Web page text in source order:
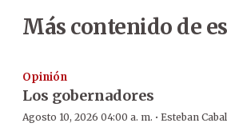
Más contenido de
Opinión
Los gobernadores
Agosto 10, 2026 04:00 a. m. · Esteban